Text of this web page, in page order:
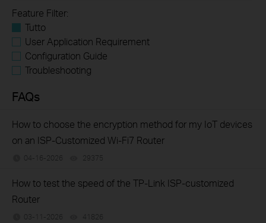
Feature Filter:
Tutto
User Application Requirement
Configuration Guide
Troubleshooting
FAQs
How to choose the encryption method for my IoT devices
on an ISP-Customized Wi-Fi7 Router
04-16-2026 29375
How to test the speed of the TP-Link ISP-customized
Router
03-11-2026 41826